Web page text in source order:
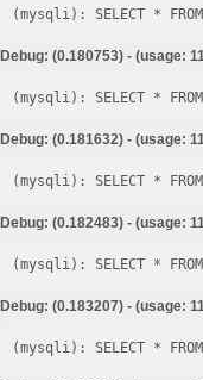
Debug: (0.180753) - (usage:
Debug: (0.181632) - (usage:
Debug: (0.182483) - (usage:
Debug: (0.183207) - (usage: